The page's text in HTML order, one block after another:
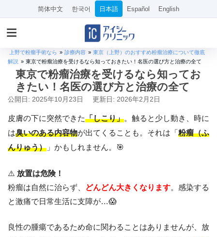
简体中文 한국어 日本語 Español English
上野で粉瘤手術なら » 診療内容 » 東京（上野）のおすすめ粉瘤治療について徹底
解説 » 東京で粉瘤治療を受けるなら知っておきたい！名医の選び方と治療の全て
東京で粉瘤治療を受けるなら知ってお
きたい！名医の選び方と治療の全て
公開日: 2025年10月23日 更新日: 2026年2月2日
皮膚の下に突然できた「しこり」。触ると少し動き、時に
は臭いのある内容物が出てくることも。それは「 粉瘤（ふ
んりゅう） 」かもしれません。🎯
⚠️ 放置は危険！
粉瘤は自然に治らず、
どんどん大きくなります。感染する
と激痛で日常生活に支障が…😱
良性の腫瘍であるため命に関わることはありませんが、放